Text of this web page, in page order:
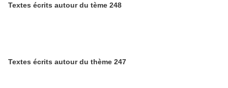
Textes écrits autour du tème 248
Textes écrits autour du thème 247